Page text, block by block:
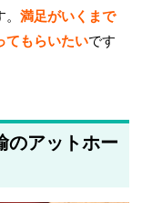
。満足がいくまで
てもらいたいです
のアットホー